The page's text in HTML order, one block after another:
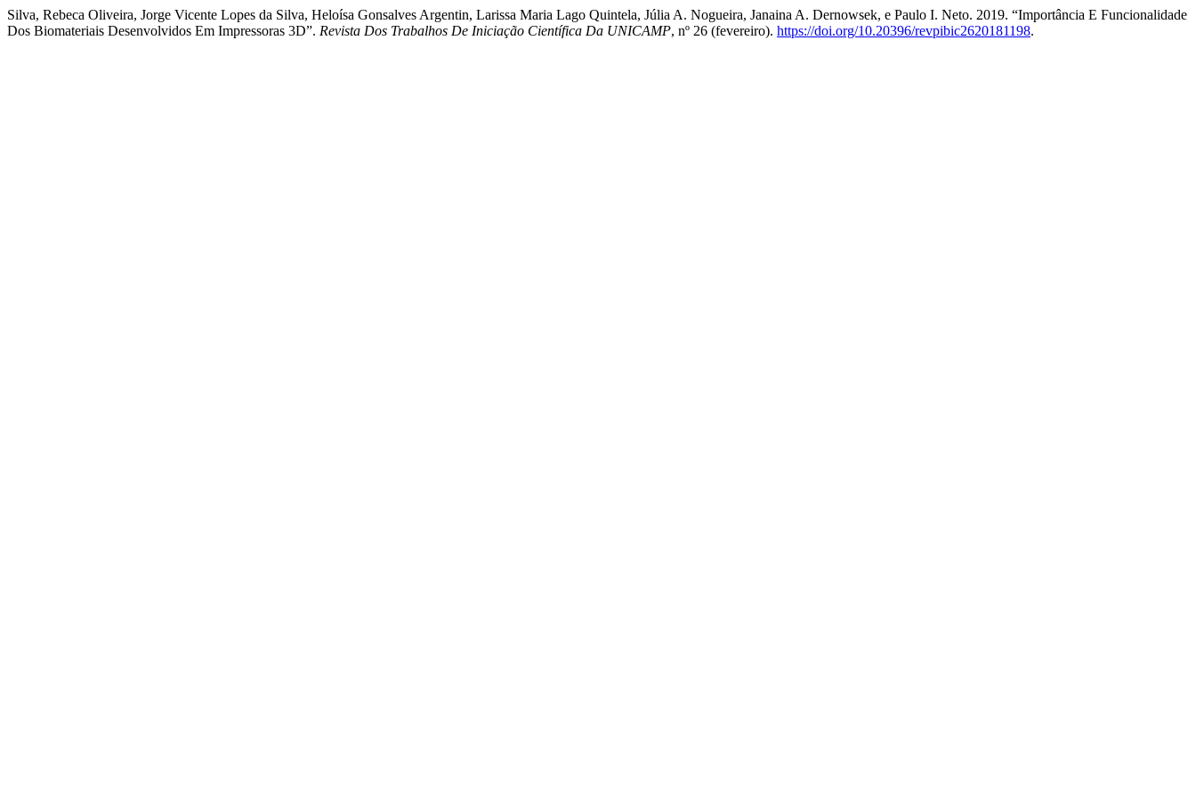
Silva, Rebeca Oliveira, Jorge Vicente Lopes da Silva, Heloísa Gonsalves Argentin, Larissa Maria Lago Quintela, Júlia A. Nogueira, Janaina A. Dernowsek, e Paulo I. Neto. 2019. “Importância E Funcionalidade
Dos Biomateriais Desenvolvidos Em Impressoras 3D”. Revista Dos Trabalhos De Iniciação Científica Da UNICAMP, nº 26 (fevereiro). https://doi.org/10.20396/revpibic2620181198.